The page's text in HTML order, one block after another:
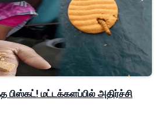
பிஸ்கட்! மட்டக்களப்பில் அதிர்ச்சி